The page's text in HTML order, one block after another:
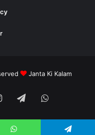
Janta Ki Kalam
Instagram
TelegramWhatsApp